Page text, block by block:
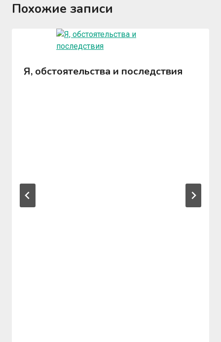
Похожие записи
Я, обстоятельства и последствия